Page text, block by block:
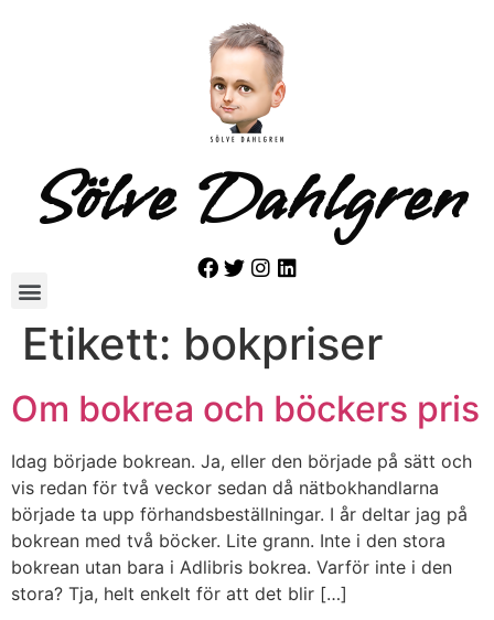
Sölve Dahlgren
Etikett: bokpriser
Om bokrea och böckers pris
Idag började bokrean. Ja, eller den började på sätt och
vis redan för två veckor sedan då nätbokhandlarna
började ta upp förhandsbeställningar. I år deltar jag på
bokrean med två böcker. Lite grann. Inte i den stora
bokrean utan bara i Adlibris bokrea. Varför inte i den
stora? Tja, helt enkelt för att det blir […]